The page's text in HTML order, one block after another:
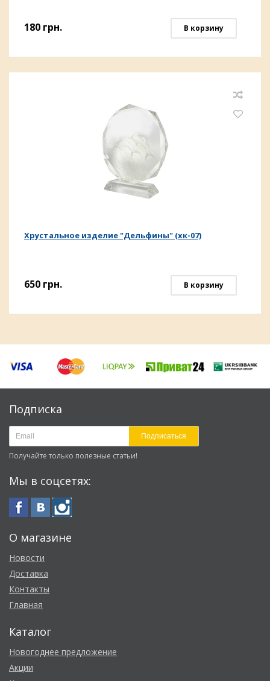
180 грн. В корзину
Хрустальное изделие "Дельфины" (хк-07)
650 грн. В корзину
Подписка
Подписаться
Получайте только полезные статьи!
Мы в соцсетях:
О магазине
Новости
Доставка
Контакты
Главная
Каталог
Новогоднее предложение
Акции